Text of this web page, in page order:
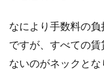
なにより手数料の
ですが、すべての
ないのがネックとな